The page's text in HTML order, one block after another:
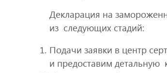
Декларация на
из следующих стадий:
Подачи заявки в центр
и предоставим